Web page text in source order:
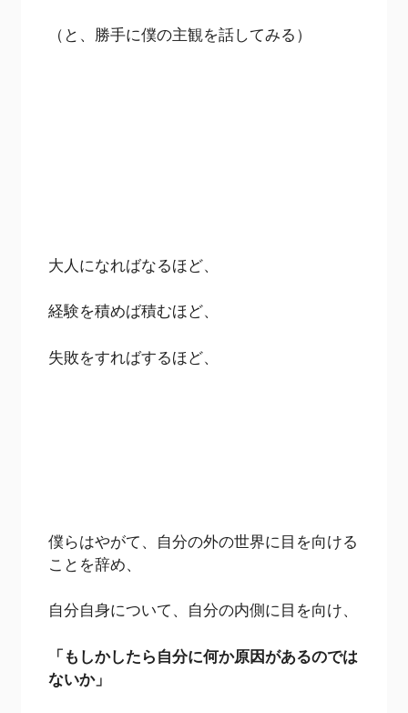
（と、勝手に僕の主観を話してみる）
大人になればなるほど、
経験を積めば積むほど、
失敗をすればするほど、
僕らはやがて、自分の外の世界に目を向ける
ことを辞め、
自分自身について、自分の内側に目を向け、
「もしかしたら自分に何か原因があるのでは
ないか」